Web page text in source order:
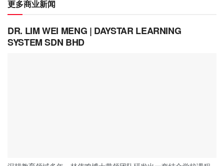
更多商业新闻
DR. LIM WEI MENG | DAYSTAR LEARNING
SYSTEM SDN BHD